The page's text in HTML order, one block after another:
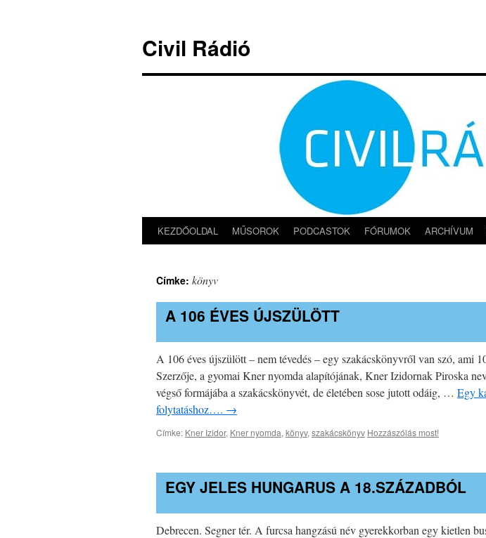
tartalomba
Civil Rádió
KEZDŐOLDAL MŰSOROK PODCASTOK FÓRUMOK ARCHÍVUM
Címke: könyv
A 106 ÉVES ÚJSZÜLÖTT
A 106 éves újszülött – nem tévedés – egy szakácskönyvről van szó, ami
Szerzője, a gyomai Kner nyomda alapítójának, Kner Izidornak Piroska
végső formájába a szakácskönyvét, de életében sose jutott odáig, … Egy
folytatáshoz…. →
Címke: Kner Izidor, Kner nyomda, könyv, szakácskönyv Hozzászólás most!
EGY JELES HUNGARUS A 18.SZÁZADBÓL
Debrecen. Segner tér. A furcsa hangzású név gyerekkorban egy kietlen